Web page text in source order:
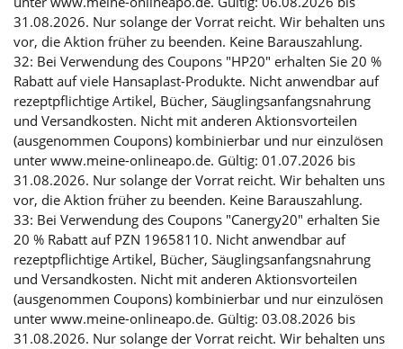
31.08.2026. Nur solange der Vorrat reicht. Wir behalten uns
vor, die Aktion früher zu beenden. Keine Barauszahlung.
32: Bei Verwendung des Coupons "HP20" erhalten Sie 20 %
Rabatt auf viele Hansaplast-Produkte. Nicht anwendbar auf
rezeptpflichtige Artikel, Bücher, Säuglingsanfangsnahrung
und Versandkosten. Nicht mit anderen Aktionsvorteilen
(ausgenommen Coupons) kombinierbar und nur einzulösen
unter www.meine-onlineapo.de. Gültig: 01.07.2026 bis
31.08.2026. Nur solange der Vorrat reicht. Wir behalten uns
vor, die Aktion früher zu beenden. Keine Barauszahlung.
33: Bei Verwendung des Coupons "Canergy20" erhalten Sie
20 % Rabatt auf PZN 19658110. Nicht anwendbar auf
rezeptpflichtige Artikel, Bücher, Säuglingsanfangsnahrung
und Versandkosten. Nicht mit anderen Aktionsvorteilen
(ausgenommen Coupons) kombinierbar und nur einzulösen
unter www.meine-onlineapo.de. Gültig: 03.08.2026 bis
31.08.2026. Nur solange der Vorrat reicht. Wir behalten uns